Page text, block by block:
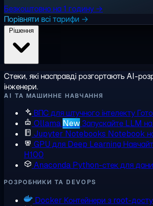
Безкоштовно на 1 годину →
Порівняти всі тарифи →
Стеки, які насправді розгортають AI-
інженери.
AI ТА МАШИННЕ НАВЧАННЯ
ВПС для штучного інтелекту
Ollama NewЗапускайте LLM
Jupyter Notebooks Notebook
GPU для Deep Learning
H100
Anaconda Python-стек для
РОЗРОБНИКИ ТА DEVOPS
Docker Контейнери з root-